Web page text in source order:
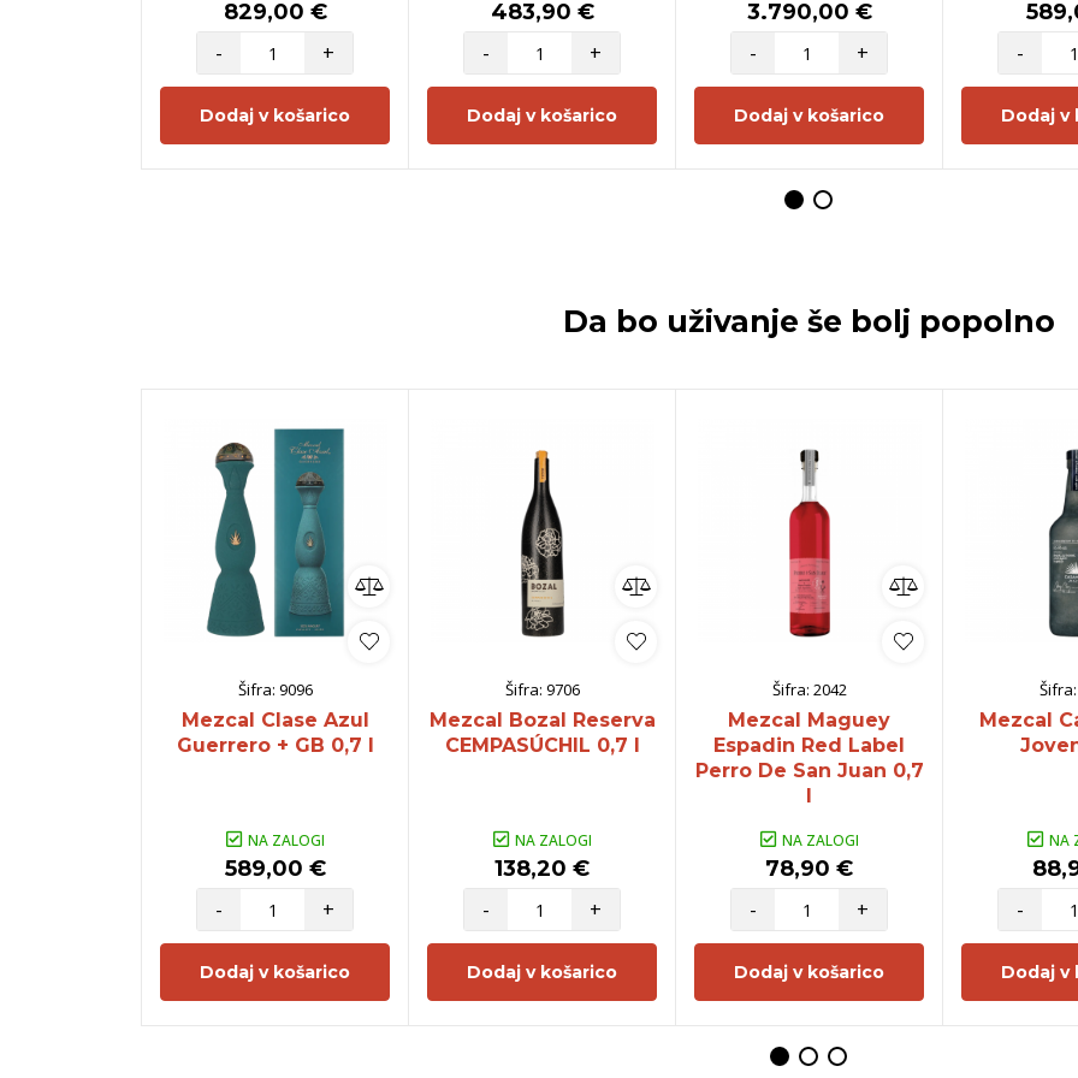
829,00 €
-
+
Dodaj v košarico
483,90 €
-
+
Dodaj v košarico
3.790,00 €
-
+
Dodaj v košarico
-
Dodaj v
Da bo uživanje še bolj popolno
Šifra: 9096
Mezcal Clase Azul
Guerrero + GB 0,7 l
NA ZALOGI
589,00 €
-
+
Dodaj v košarico
Šifra: 9706
Mezcal Bozal Reserva
CEMPASÚCHIL 0,7 l
NA ZALOGI
138,20 €
-
+
Dodaj v košarico
Šifra: 2042
Mezcal Maguey
Espadin Red Label
Perro De San Juan 0,7
l
NA ZALOGI
78,90 €
-
+
Dodaj v košarico
Šifra:
Mezcal
NA
-
Dodaj v